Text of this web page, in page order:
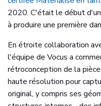
2020. C'était le début
à produire une première
En étroite collaboration
l'équipe de Vocus a
rétroconception de la
haute résolution pour
original, y compris ses